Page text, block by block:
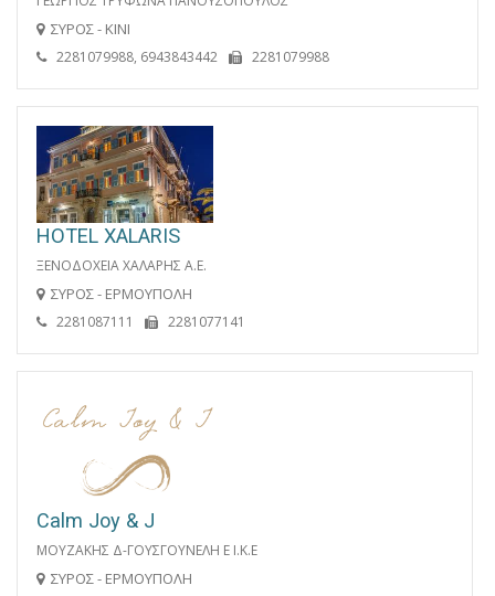
ΣΥΡΟΣ - ΚΙΝΙ
2281079988, 6943843442 2281079988
HOTEL XALARIS
ΞΕΝΟΔΟΧΕΙΑ ΧΑΛΑΡΗΣ Α.Ε.
ΣΥΡΟΣ - ΕΡΜΟΥΠΟΛΗ
2281087111 2281077141
Calm Joy & J
ΜΟΥΖΑΚΗΣ Δ-ΓΟΥΣΓΟΥΝΕΛΗ Ε Ι.Κ.Ε
ΣΥΡΟΣ - ΕΡΜΟΥΠΟΛΗ